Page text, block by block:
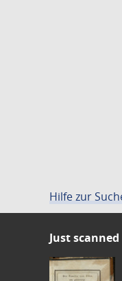
Hilfe zur
Just scanned